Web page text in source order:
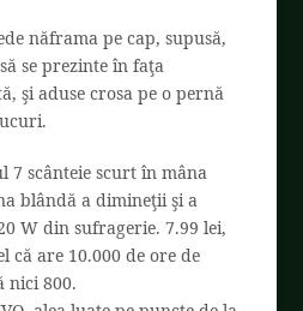
năframa pe cap, supusă,
se prezinte în faţa
şi aduse crosa pe o pernă
7 scânteie scurt în mâna
blândă a dimineţii şi a
W din sufragerie. 7.99 lei,
că are 10.000 de ore de
nici 800.